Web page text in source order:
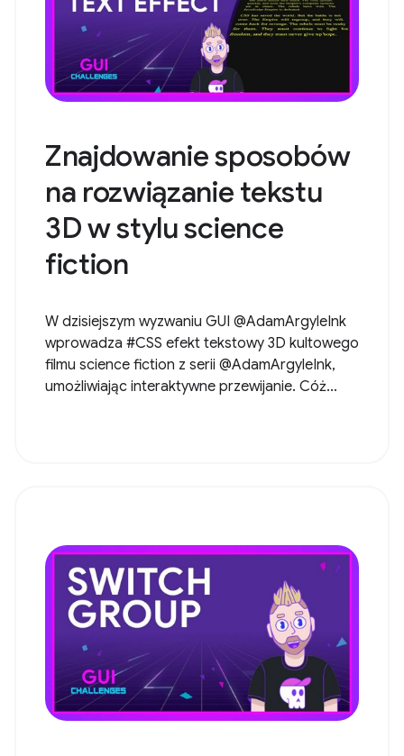
Znajdowanie sposobów
na rozwiązanie tekstu
3D w stylu science
fiction
W dzisiejszym wyzwaniu GUI @AdamArgyleInk
wprowadza #CSS efekt tekstowy 3D kultowego
filmu science fiction z serii @AdamArgyleInk,
umożliwiając interaktywne przewijanie. Cóż...